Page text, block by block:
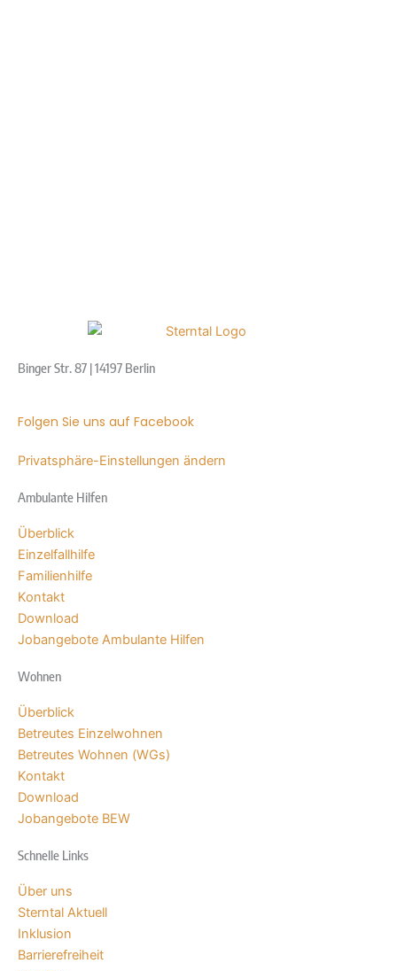
Binger Str. 87 | 14197 Berlin
Folgen Sie uns auf Facebook
Privatsphäre-Einstellungen ändern
Ambulante Hilfen
Überblick
Einzelfallhilfe
Familienhilfe
Kontakt
Download
Jobangebote Ambulante Hilfen
Wohnen
Überblick
Betreutes Einzelwohnen
Betreutes Wohnen (WGs)
Kontakt
Download
Jobangebote BEW
Schnelle Links
Über uns
Sterntal Aktuell
Inklusion
Barrierefreiheit